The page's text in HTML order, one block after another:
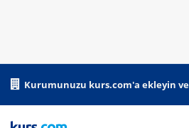
Kurumunuzu kurs.com'a ekleyin